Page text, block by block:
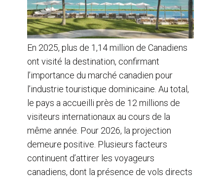
En 2025, plus de 1,14 million de Canadiens
ont visité la destination, confirmant
l’importance du marché canadien pour
l’industrie touristique dominicaine. Au total,
le pays a accueilli près de 12 millions de
visiteurs internationaux au cours de la
même année. Pour 2026, la projection
demeure positive. Plusieurs facteurs
continuent d’attirer les voyageurs
canadiens, dont la présence de vols directs